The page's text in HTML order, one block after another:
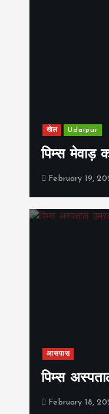
खेल Udaipur
पिम्स मेवाड़
February 19,
आसपास
पिम्स
February 18,